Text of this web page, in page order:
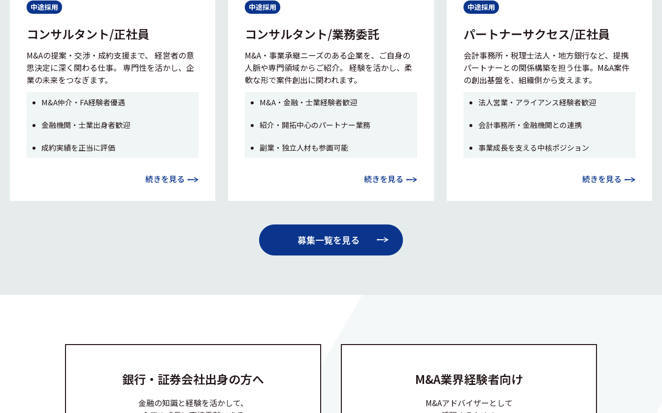
中途採用
コンサルタント/正社員
M&Aの提案・交渉・成約支援まで、 経営者の意
思決定に深く関わる仕事。 専門性を活かし、企
業の未来をつなぎます。
M&A仲介・FA経験者優遇
金融機関・士業出身者歓迎
成約実績を正当に評価
続きを見る
中途採用
コンサルタント/業務委託
M&A・事業承継ニーズのある企業を、ご自身の
人脈や専門領域からご紹介。 経験を活かし、柔
軟な形で案件創出に関われます。
M&A・金融・士業経験者歓迎
紹介・開拓中心のパートナー業務
副業・独立人材も参画可能
続きを見る
中途採用
パートナーサクセス/正社員
会計事務所・税理士法人・地方銀行など、提携
パートナーとの関係構築を担う仕事。M&A案件
の創出基盤を、組織側から支えます。
法人営業・アライアンス経験者歓迎
会計事務所・金融機関との連携
事業成長を支える中核ポジション
続きを見る
募集一覧を見る
銀行・証券会社出身の方へ
金融の知識と経験を活かして、
M&A業界経験者向け
M&Aアドバイザーとして